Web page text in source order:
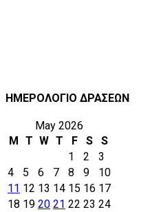
ΗΜΕΡΟΛΟΓΙΟ ΔΡΑΣΕΩΝ
May 2026
M
T W T F S
S
1
2
3
4
5 6 7 8 9
10
11 12 13 14 15 16 17
18 19 20 21 22 23 24